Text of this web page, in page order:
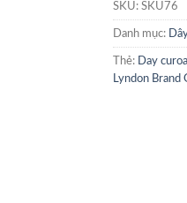
SKU: SKU76
Danh mục:
Thẻ: Day curoa
Lyndon Brand